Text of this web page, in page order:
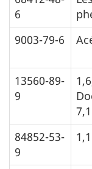
6
9003-79-6
13560-89-
9
84852-53-
9